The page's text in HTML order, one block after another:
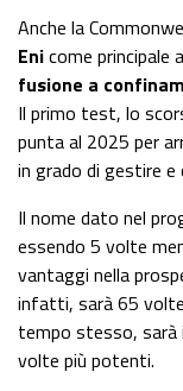
Anche la
Enicome principale
fusione a
Il primo test, lo
punta al 2025 per
in grado di gestire e
Il nome dato nel
essendo 5 volte
vantaggi nella
infatti, sarà 65
tempo stesso, sarà
volte più potenti.